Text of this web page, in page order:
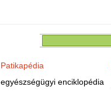
Patikapédia
egyészségügyi enciklopédia